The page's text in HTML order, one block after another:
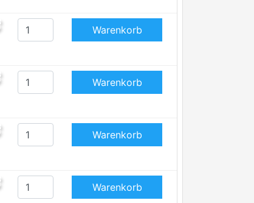
Warenkorb
Warenkorb
Warenkorb
Warenkorb